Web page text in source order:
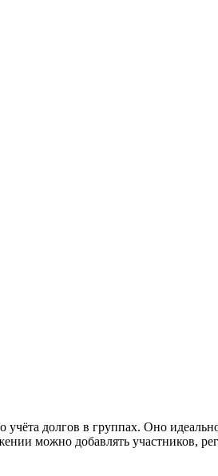
долгов в группах. Оно
можно добавлять участников,